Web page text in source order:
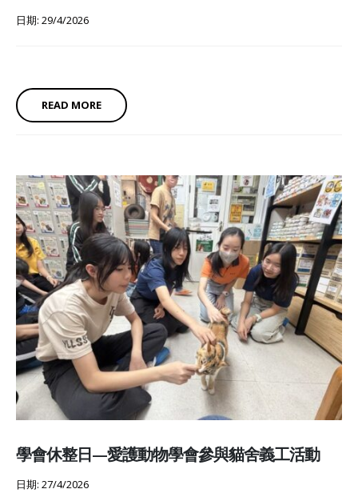
日期: 29/4/2026
READ MORE
學會休整日—愛護動物學會參與貓舍義工活動
日期: 27/4/2026